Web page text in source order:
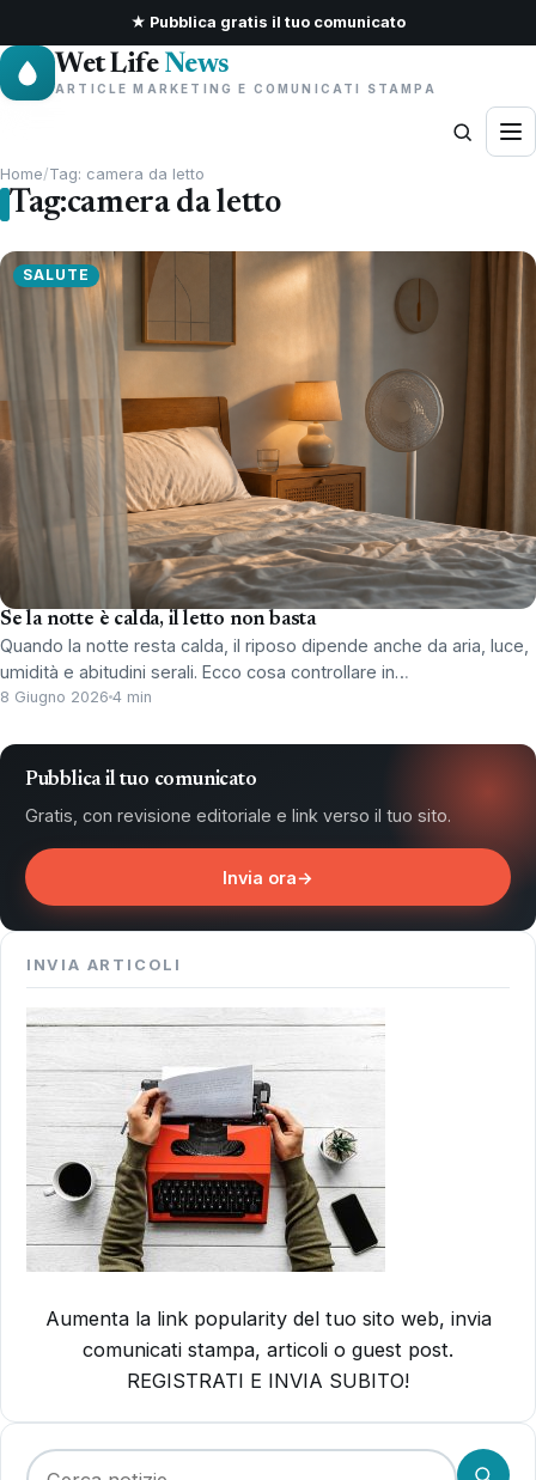
★ Pubblica gratis il tuo comunicato
Wet Life News
ARTICLE MARKETING E COMUNICATI STAMPA
Home/Tag: camera da letto
Tag:camera da letto
SALUTE
Se la notte è calda, il letto non basta
Quando la notte resta calda, il riposo dipende anche da aria, luce,
umidità e abitudini serali. Ecco cosa controllare in…
8 Giugno 2026 4 min
Pubblica il tuo comunicato
Gratis, con revisione editoriale e link verso il tuo sito.
Invia ora→
INVIA ARTICOLI
Aumenta la link popularity del tuo sito web, invia
comunicati stampa, articoli o guest post.
REGISTRATI E INVIA SUBITO!
Cerca: